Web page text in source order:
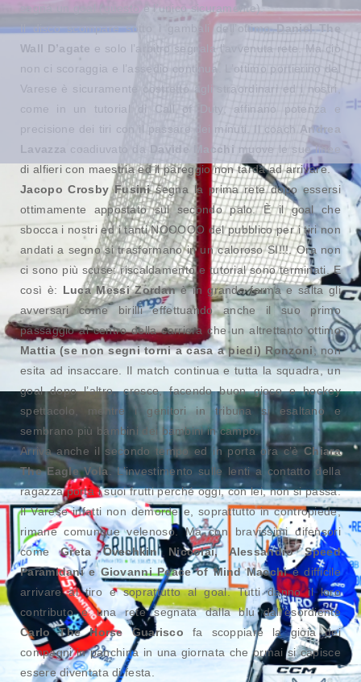
segna un goal (questo è l’unico sicuramente).
Il disco scompare sotto i gambali dell’ottimoDaniel The
Wall D’agate e solo l’arbitro segnala l’avvenuta rete. Ma ciò
non ci scoraggia e l’assedio continua. L’ottimo portierino del
Varese è sicuramente costretto agli straordinari ed i nostri,
come in un tutorial di Call of Duty, affinano potenza e
precisione dei tiri con il passare dei minuti. Il coach Andrea
Lavazza coadiuvato da Davide Macchi muove le sue linee
di alfieri con maestria ed il pareggio non tarda ad arrivare.
Jacopo Crosby Fusinisegna la prima rete dopo essersi
ottimamente appostato sul secondo palo. È il goal che
sbocca i nostri ed i tanti NOOOOO del pubblico per i tiri non
andati a segno si trasformano in un caloroso SI!!!. Ora non
ci sono più scuse: riscaldamento e tutorial sono terminati. E
così è: Luca Messi Zordanè in grande forma e salta gli
avversari come birilli effettuando anche il suo primo
passaggio al centro della carriera che un altrettanto ottimo
Mattia (se non segni torni a casa a piedi) Ronzoni, non
esita ad insaccare. Il match continua e tutta la squadra, un
goal dopo l’altro, cresce, facendo buon gioco e hockey
spettacolo, mentre i genitori in tribuna si esaltano e
sembrano più bambini dei bambini in campo.
Arriva anche il secondo tempo ed in porta ora c’èChiara
The Eagle Vola . L’investimento sulle lenti a contatto della
ragazza porta i suoi frutti perché oggi, con lei, non si passa.
Il Varese infatti non demorde e, soprattutto in contropiede,
rimane comunque velenoso. Ma con bravissimi difensori
comeGreta Ovechkin Niccolai, Alessandro Speed
Paramidani e Giovanni Peace of Mind Macchiè difficile
arrivare al tiro e soprattutto al goal. Tutti danno il loro
contributo e una rete segnata dalla blu dall’esordiente
Carlo The Horse Guarisco fa scoppiare la gioia dei
compagni in panchina in una giornata che ormai si capisce
essere diventata di festa.